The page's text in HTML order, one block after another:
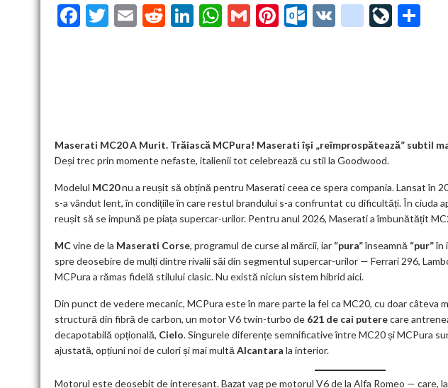
F
k
T
E
R
Li W
p
G
Pi O
m
V
g
o
o
k
m
ar
ks
Li
Maserati MC20 A Murit. Trăiască MCPura! Maserati își „reîmprospătează” subtil
Deși trec prin momente nefaste, italienii tot celebrează cu stil la Goodwood.
Modelul MC20nu a reușit să obțină pentru Maserati ceea ce spera compania. Lansat în
s-a vândut lent, în condițiile în care restul brandului s-a confruntat cu dificultăți. În ciuda
reușit să se impună pe piața supercar-urilor. Pentru anul 2026, Maserati a îmbunătățit
MCvine de la Maserati Corse, programul de curse al mărcii, iar “pura”înseamnă “pur”în
spre deosebire de mulți dintre rivalii săi din segmentul supercar-urilor — Ferrari 296,
MCPura a rămas fidelă stilului clasic. Nu există niciun sistem hibrid aici.
Din punct de vedere mecanic, MCPura este în mare parte la fel ca MC20, cu doar câteva
structură din fibră de carbon, un motor V6 twin-turbo de 621 de cai puterecare
decapotabilă opțională, Cielo. Singurele diferențe semnificative între MC20 și MCPura
ajustată, opțiuni noi de culori și mai multă Alcantara la interior.
Motorul este deosebit de interesant. Bazat vag pe motorul V6 de la Alfa Romeo — care,